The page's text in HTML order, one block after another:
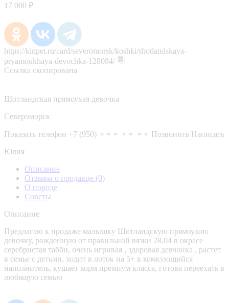
17 000 ₽
https://kinpet.ru/card/severomorsk/koshki/shotlandskaya-
pryamoukhaya-devochka-128084/
Ссылка скопирована
Шотландская прямоухая девочка
Североморск
Показать телефон +7 (950) ⚬⚬⚬ ⚬⚬ ⚬⚬ Позвонить Написать
Юлия
Описание
Отзывы о продавце (0)
О породе
Советы
Описание
Предлагаю к продаже малышку Шотландскую прямоухою
девочку, рожденную от правильной вязки 28.04 в окрасе
серебристая табби, очень игривая , здоровая девчонка , растет
в семье с детьми, ходит в лоток на 5+ в комкующийся
наполнитель, кушает корм премиум класса, готова переехать в
любящую семью